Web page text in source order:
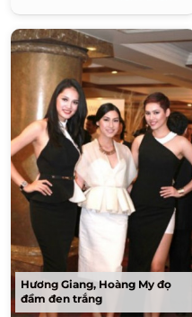
trang khi đăng quang ngôi
vị...
Hương Giang, Hoàng My đọ
đầm đen trắng